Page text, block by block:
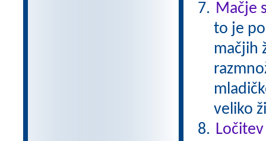
Mačje
to je
mačjih
veliko
Ločitev